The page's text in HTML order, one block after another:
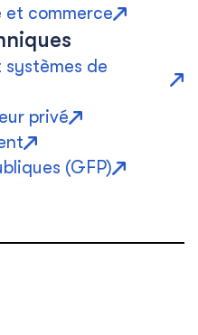
et commerce
systèmes de
privé
(GFP)